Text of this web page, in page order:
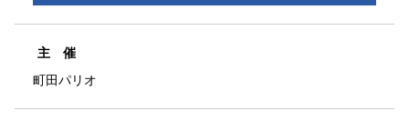
主 催
町田パリオ